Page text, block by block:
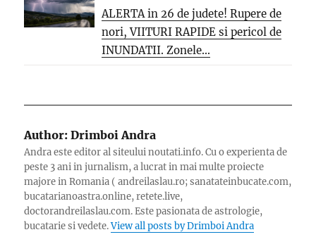
ALERTA in 26 de judete! Rupere de
nori, VIITURI RAPIDE si pericol de
INUNDATII. Zonele...
Author: Drimboi Andra
Andra este editor al siteului noutati.info. Cu o experienta de
peste 3 ani in jurnalism, a lucrat in mai multe proiecte
majore in Romania ( andreilaslau.ro; sanatateinbucate.com,
bucatarianoastra.online, retete.live,
doctorandreilaslau.com. Este pasionata de astrologie,
bucatarie si vedete.View all posts by Drimboi Andra